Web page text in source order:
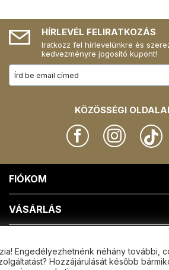
HÍRLEVÉL FELIRATKOZÁS
Iratkozz fel hírlevelünkre és
kedvezményre jogosító kupont!
KÖZÖSSÉGI
FIÓKOM
VÁSÁRLÁS
Engedélyezhetnénk néhány további,
Hozzájárulását később